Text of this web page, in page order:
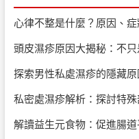
心律不整是什麼？原因、
頭皮濕疹原因大揭秘：不
探索男性私處濕疹的隱藏
私密處濕疹解析：探討特
解讀益生元食物：促進腸